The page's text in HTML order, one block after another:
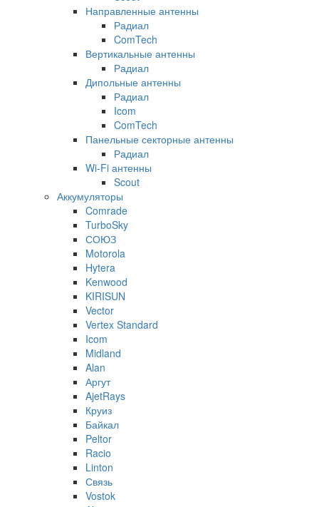
Направленные антенны
Радиал
ComTech
Вертикальные антенны
Радиал
Дипольные антенны
Радиал
Icom
ComTech
Панельные секторные антенны
Радиал
Wi-Fi антенны
Scout
Аккумуляторы
Comrade
TurboSky
СОЮЗ
Motorola
Hytera
Kenwood
KIRISUN
Vector
Vertex Standard
Icom
Midland
Alan
Аргут
AjetRays
Круиз
Байкал
Peltor
Racio
Linton
Связь
Vostok